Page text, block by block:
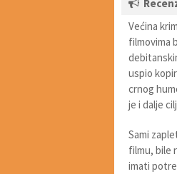
Većina
filmovima
uspio
crnog
je i dalje
Sami
filmu, bile
imati